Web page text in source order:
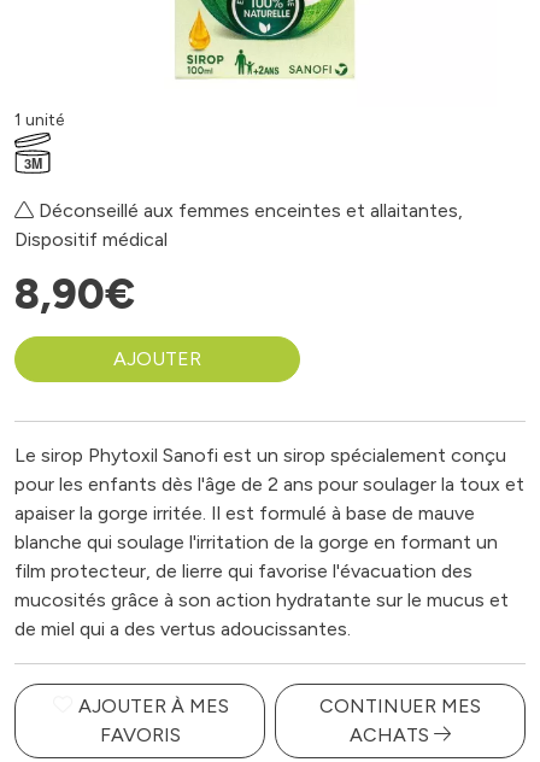
1 unité
3M
Déconseillé aux femmes enceintes et allaitantes,
Dispositif médical
8,90€
AJOUTER
Le sirop Phytoxil Sanofi est un sirop spécialement conçu
pour les enfants dès l'âge de 2 ans pour soulager la toux et
apaiser la gorge irritée. Il est formulé à base de mauve
blanche qui soulage l'irritation de la gorge en formant un
film protecteur, de lierre qui favorise l'évacuation des
mucosités grâce à son action hydratante sur le mucus et
de miel qui a des vertus adoucissantes.
AJOUTER À MES
FAVORIS
CONTINUER MES
ACHATS